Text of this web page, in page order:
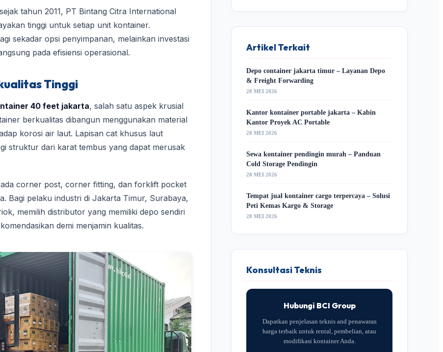
tahun 2011, PT Bintang Citra International
tinggi untuk setiap unit kontainer.
sekadar opsi penyimpanan, melainkan investasi
pada efisiensi operasional.
Tinggi
40 feet jakarta, salah satu aspek krusial
berkualitas dibangun menggunakan material
korosi air laut. Lapisan cat khusus laut
struktur dari karat tembus yang dapat merusak
corner post, corner fitting, dan forklift pocket
Bagi pelaku industri di Jakarta Timur, Surabaya,
memilih distributor yang memiliki depo sendiri
demi menjamin kualitas.
Artikel Terkait
Depo container jakarta timur – Layanan Depo
& Freight Forwarding
28 MEI 2026
Kantor kontainer portable jakarta – Kabin
Kantor Proyek AC Portable
28 MEI 2026
Sewa kontainer pendingin murah – Panduan
Cold Storage Pendingin
28 MEI 2026
Tempat jual kontainer cargo terpercaya – Solusi
Peti Kemas Kargo & Storage
28 MEI 2026
Konsultasi Teknis
Hubungi BCI Group
Dapatkan penjelasan teknis and penawaran
harga terbaik untuk rental, pembelian, atau
modifikasi kontainer Anda.